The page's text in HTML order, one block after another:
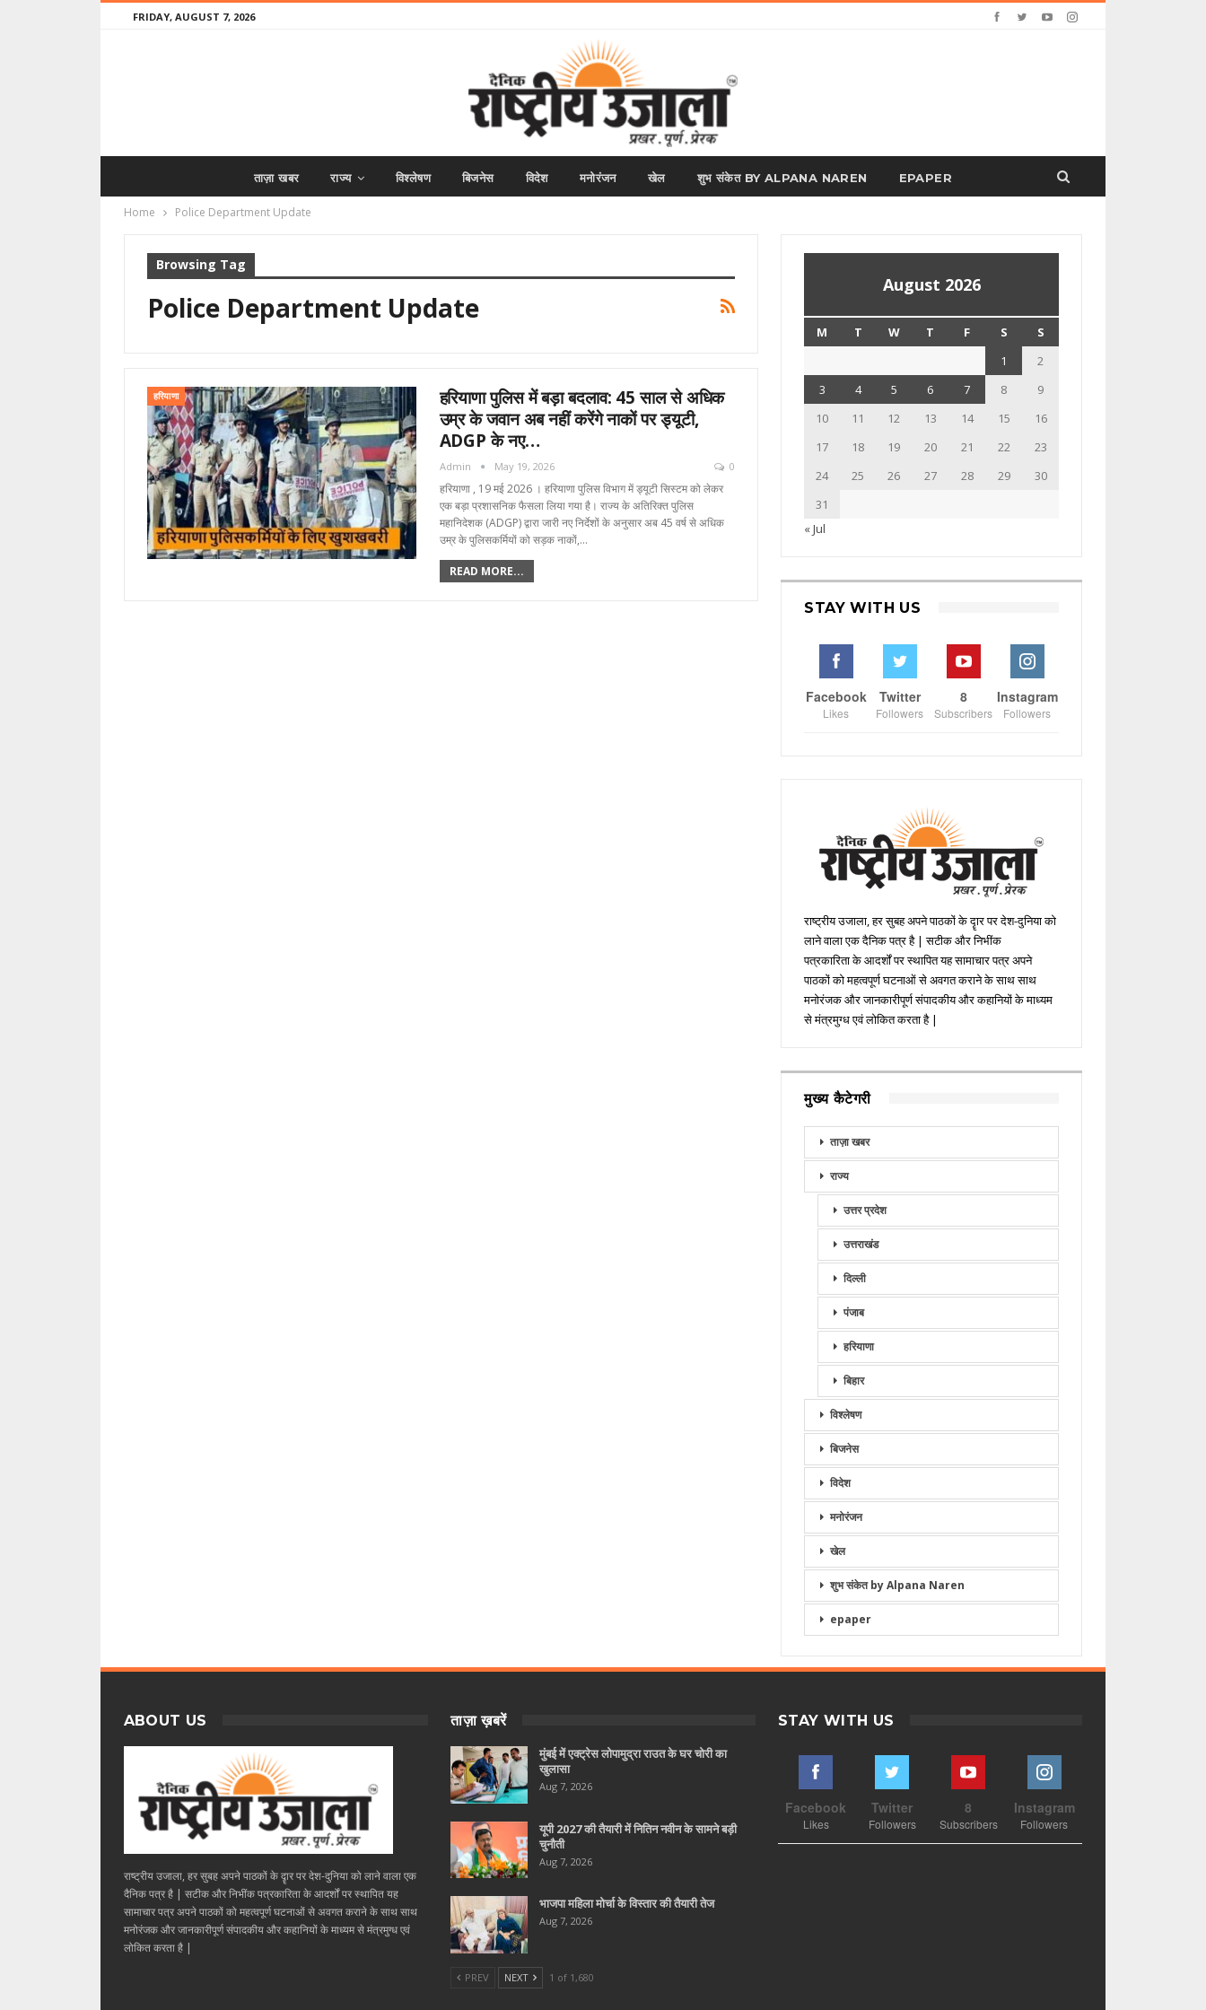
FRIDAY, AUGUST 7, 2026
ताज़ा खबर राज्य विश्लेषण बिजनेस विदेश मनोरंजन खेल शुभ संकेत BY ALPANA NAREN EPAPER
Home Police Department Update
Browsing Tag
Police Department Update
हरियाणा
हरियाणा पुलिस में बड़ा बदलाव: 45 साल से अधिक
उम्र के जवान अब नहीं करेंगे नाकों पर ड्यूटी,
ADGP के नए…
Admin May 19, 2026 0
हरियाणा , 19 मई 2026 । हरियाणा पुलिस विभाग में ड्यूटी सिस्टम को लेकर
एक बड़ा प्रशासनिक फैसला लिया गया है। राज्य के अतिरिक्त पुलिस
महानिदेशक (ADGP) द्वारा जारी नए निर्देशों के अनुसार अब 45 वर्ष से अधिक
उम्र के पुलिसकर्मियों को सड़क नाकों,…
READ MORE...
August 2026
M T W T F S
S
1
2
3
4 5 6 7 8
9
10
11 12 13 14 15
16
17
18 19 20 21 22
23
24
25 26 27 28 29
30
31
« Jul
STAY WITH US
Facebook
Likes
Twitter
Followers
8
Subscribers
Instagram
Followers
राष्ट्रीय उजाला, हर सुबह अपने पाठकों के दॄार पर देश-दुनिया को
लाने वाला एक दैनिक पत्र है | सटीक और निभींक
पत्रकारिता के आदर्शों पर स्थापित यह सामाचार पत्र अपने
पाठकों को महत्वपूर्ण घटनाओं से अवगत कराने के साथ साथ
मनोरंजक और जानकारीपूर्ण संपादकीय और कहानियों के माध्यम
से मंत्रमुग्ध एवं लोकित करता है |
मुख्य कैटेगरी
ताज़ा खबर
राज्य
उत्तर प्रदेश
उत्तराखंड
दिल्ली
पंजाब
हरियाणा
बिहार
विश्लेषण
बिजनेस
विदेश
मनोरंजन
खेल
शुभ संकेत by Alpana Naren
epaper
ABOUT US
राष्ट्रीय उजाला, हर सुबह अपने पाठकों के दॄार पर देश-दुनिया को लाने वाला एक
दैनिक पत्र है | सटीक और निभींक पत्रकारिता के आदर्शों पर स्थापित यह
सामाचार पत्र अपने पाठकों को महत्वपूर्ण घटनाओं से अवगत कराने के साथ साथ
मनोरंजक और जानकारीपूर्ण संपादकीय और कहानियों के माध्यम से मंत्रमुग्ध एवं
लोकित करता है |
ताज़ा ख़बरें
मुंबई में एक्ट्रेस लोपामुद्रा राउत के घर चोरी का
खुलासा
Aug 7, 2026
यूपी 2027 की तैयारी में नितिन नवीन के सामने बड़ी
चुनौती
Aug 7, 2026
भाजपा महिला मोर्चा के विस्तार की तैयारी तेज
Aug 7, 2026
PREV NEXT 1 of 1,680
STAY WITH US
Facebook
Likes
Twitter
Followers
8
Subscribers
Instagram
Followers